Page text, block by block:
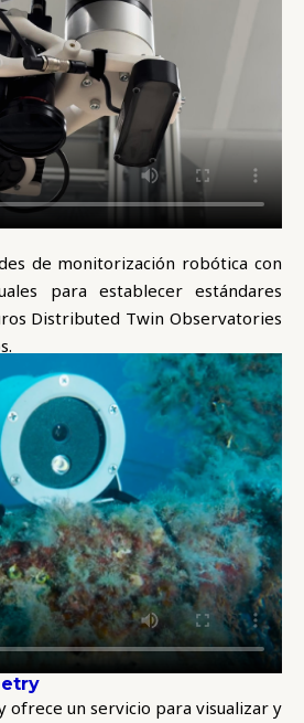
de monitorización robótica con
para establecer estándares
Distributed Twin Observatories
ofrece un servicio para visualizar y